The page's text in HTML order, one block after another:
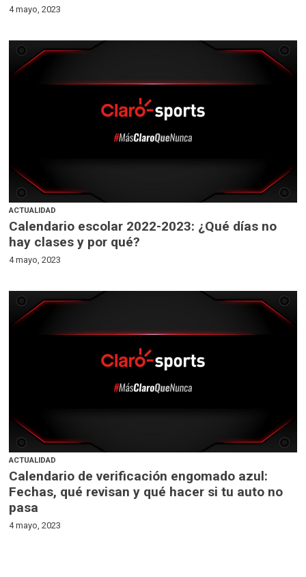
4 mayo, 2023
ACTUALIDAD
Calendario escolar 2022-2023: ¿Qué días no
hay clases y por qué?
4 mayo, 2023
ACTUALIDAD
Calendario de verificación engomado azul:
Fechas, qué revisan y qué hacer si tu auto no
pasa
4 mayo, 2023